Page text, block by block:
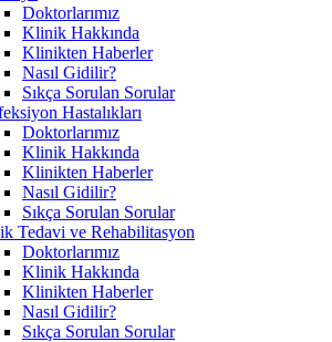
Doktorlarımız
Klinik Hakkında
Klinikten Haberler
Nasıl Gidilir?
Sıkça Sorulan Sorular
Hastalıkları
Doktorlarımız
Klinik Hakkında
Klinikten Haberler
Nasıl Gidilir?
Sıkça Sorulan Sorular
Tedavi ve Rehabilitasyon
Doktorlarımız
Klinik Hakkında
Klinikten Haberler
Nasıl Gidilir?
Sıkça Sorulan Sorular